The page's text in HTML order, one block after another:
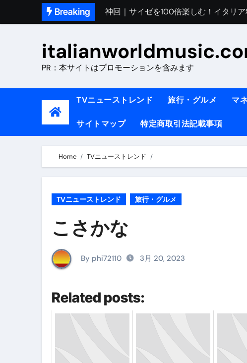
Breaking
初めてのイタリアで色気を出しすぎて
イタリア人シェフに教わった｜ズッキー
「イタリア旅行最高！いつか移住した
イタリアNo. 1肉料理【ポルケッタ】
ラビッド・ドッグズ （ブルーレイディ
【vlog】超弾丸！！！仕事終わりに3都
TRUE COLORS （ブルーレイディスク）
イタリア料理店【営業風景】週末ビリ
笑む窓のある家 4K修復版 （ブルーレイ
死ぬまでに行きたい！【３つ星】ベス
【Vlog：July 2025】マリナと過ごした
イタリアでの最後の仕事【帰国前最後
Lake Como, Italy VLOG | Awesome
PR：本サイトはプロモーションを含みます
TVニューストレンド 旅行・グルメ マ
サイトマップ 特定商取引法記載事項
Home TVニューストレンド
TVニューストレンド 旅行・グルメ
こさかな
By phi72110 3月 20, 2023
Related posts: